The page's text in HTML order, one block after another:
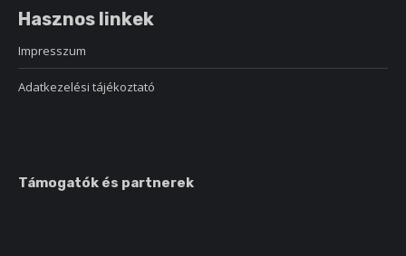
Hasznos linkek
Impresszum
Adatkezelési tájékoztató
Támogatók és partnerek